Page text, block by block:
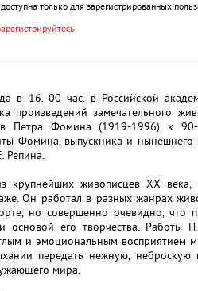
только для зарегистрированных
в 16. 00 час. в Российской
произведений замечательного
Петра Фомина (1919-1996) к
Фомина, выпускника и нынешнего
Репина.
живописцев ХХ века,
Он работал в разных жанрах
но совершенно очевидно, что
основой его творчества.
и эмоциональным восприятием
передать нежную, неброскую
мира.